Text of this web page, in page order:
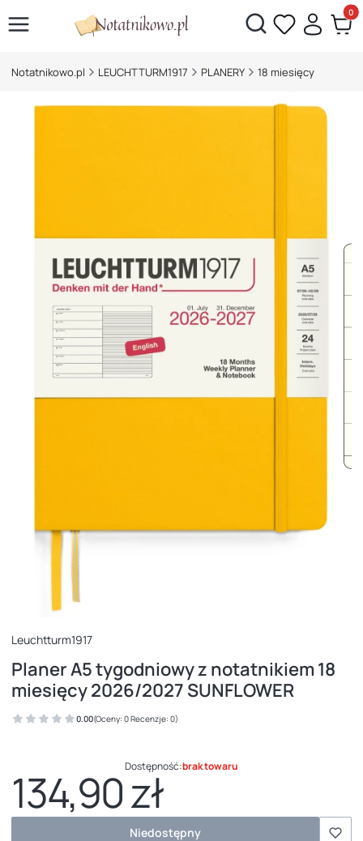
Otwórz wyszukiwarkę
Notatnikowo.pl LEUCHTTURM1917 PLANERY 18 miesięcy
Leuchtturm1917
Planer A5 tygodniowy z notatnikiem 18
miesięcy 2026/2027 SUNFLOWER
0.00(Oceny: 0 Recenzje: 0)
Dostępność:brak towaru
Cena
134,90 zł
Niedostępny